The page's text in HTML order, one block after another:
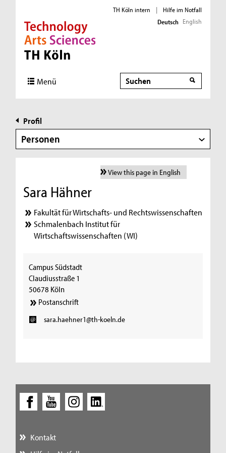
Direkt zur Hauptnavigation
Direkt zur Subnavigation
Direkt zum Inhalt
Direkt zum Fußbereich
TH Köln intern |
Hilfe im Notfall
Deutsch English
Menü Suche
Profil
Personen
View this page in English
Sara Hähner
Fakultät für Wirtschafts- und Rechtswissenschaften
Schmalenbach Institut für
Wirtschaftswissenschaften (WI)
Campus Südstadt
Claudiusstraße 1
50678 Köln
Postanschrift
sara.haehner1@th-koeln.de
Kontakt